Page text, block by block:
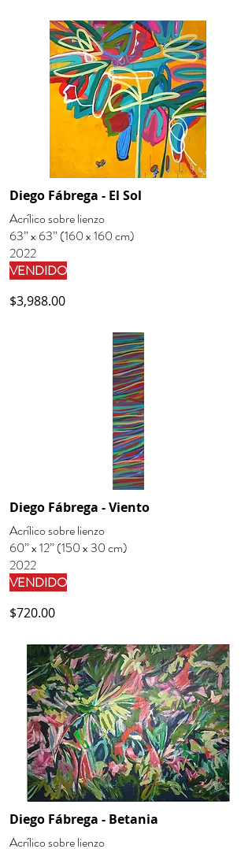
Diego Fábrega - El Sol
Acrílico sobre lienzo
63” x 63” (160 x 160 cm)
2022
VENDIDO
$3,988.00
Diego Fábrega - Viento
Acrílico sobre lienzo
60” x 12” (150 x 30 cm)
2022
VENDIDO
$720.00
Diego Fábrega - Betania
Acrílico sobre lienzo